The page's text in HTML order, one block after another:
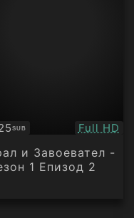
SUB Full HD
и Завоевател -
1 Епизод 2